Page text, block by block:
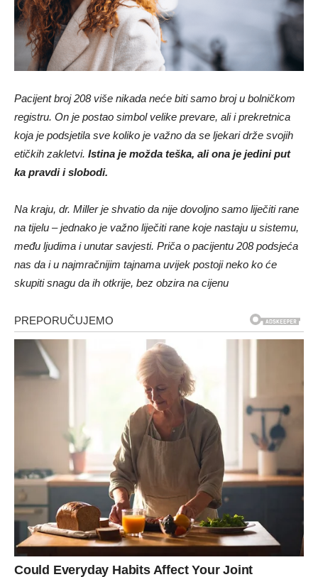
Pacijent broj 208 više nikada neće biti samo broj u bolničkom
registru. On je postao simbol velike prevare, ali i prekretnica
koja je podsjetila sve koliko je važno da se ljekari drže svojih
etičkih zakletvi. Istina je možda teška, ali ona je jedini put
ka pravdi i slobodi.
Na kraju, dr. Miller je shvatio da nije dovoljno samo liječiti rane
na tijelu – jednako je važno liječiti rane koje nastaju u sistemu,
među ljudima i unutar savjesti. Priča o pacijentu 208 podsjeća
nas da i u najmračnijim tajnama uvijek postoji neko ko će
skupiti snagu da ih otkrije, bez obzira na cijenu